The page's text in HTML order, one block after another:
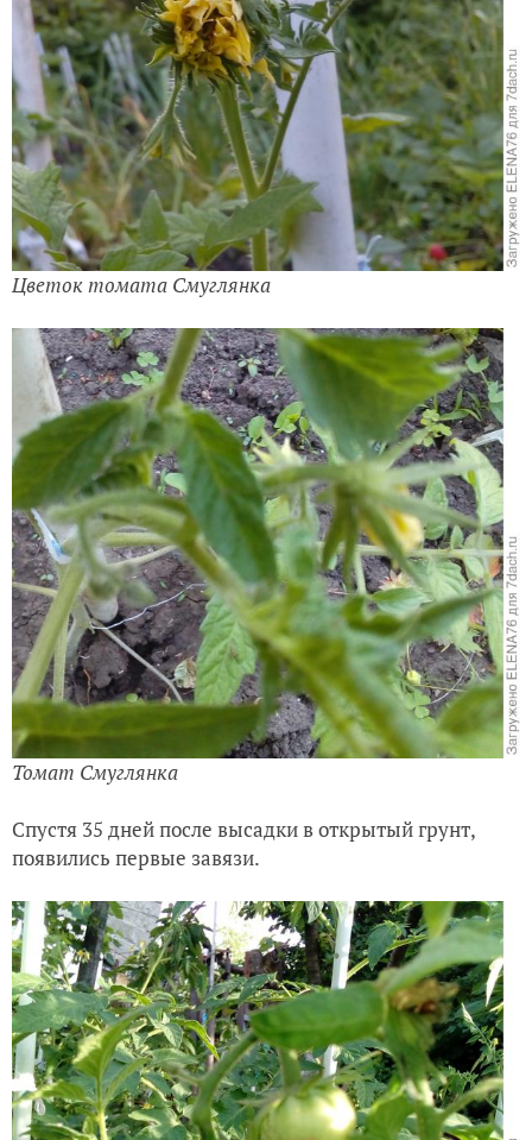
Цветок томата Смуглянка
Томат Смуглянка
Спустя 35 дней после высадки в открытый грунт,
появились первые завязи.